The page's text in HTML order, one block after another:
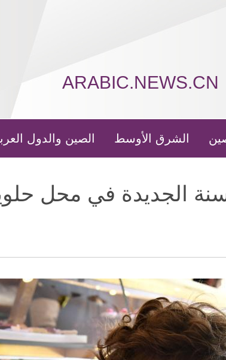
ARABIC.NEWS.CN
الشرق الأوسط الصين والدول
الجديدة في محل